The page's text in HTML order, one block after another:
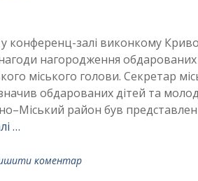
конференц-залі виконкому
нагородження обдарованих
міського голови. Секретар
обдарованих дітей та
район був
…
коментар